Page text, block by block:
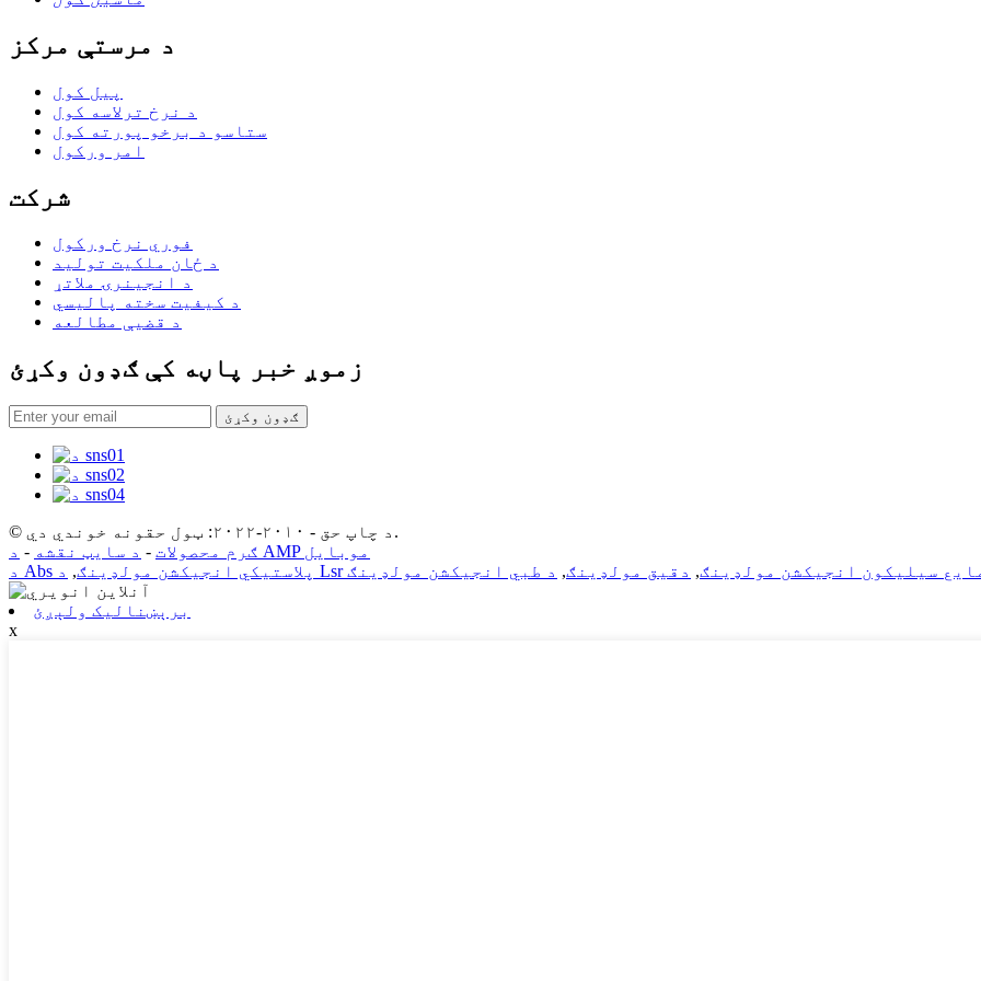
د مرستې مرکز
پیل کول
د نرخ ترلاسه کول
ستاسو د برخو پورته کول
امر ورکول
شرکت
فوري نرخ ورکول
د ځان ملکیت تولید
د انجینرۍ ملاتړ
د کیفیت سخته پالیسي
د قضیې مطالعه
زموږ خبر پاڼه کې ګډون وکړئ
ګډون وکړئ
© د چاپ حق - ۲۰۱۰-۲۰۲۲: ټول حقونه خوندي دي.
ګرم محصولات - د سایټ نقشه -
د AMP موبایل
د Abs پلاستيکي انجیکشن مولډینګ, سیلیکون انجیکشن مولډینګ, دقیق مولډینګ, د طبي انجیکشن مولډینګ
برېښنالیک ولېږئ
x